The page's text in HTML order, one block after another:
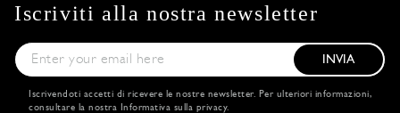
Iscriviti alla nostra newsletter
INVIA
Iscrivendoti accetti di ricevere le nostre newsletter. Per ulteriori informazioni,
consultare la nostra
Informativa sulla privacy.